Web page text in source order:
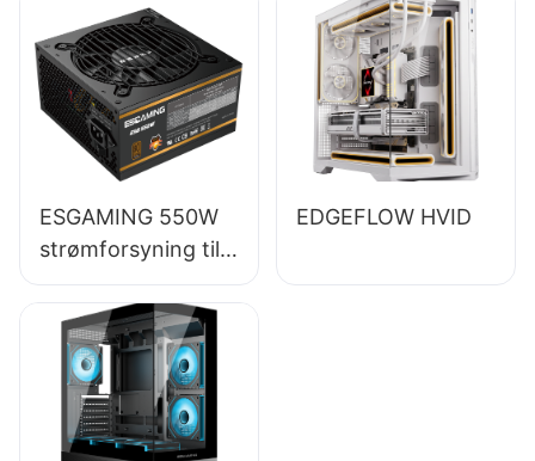
effektivitet og fuld
modulstørrelse 80+
bronze ESB650W
ESGAMING 550W
strømforsyning til
stationær pc af høj
kvalitet, 85%
effektivitet, 80+
bronze, ESB550W
EDGEFLOW HVID